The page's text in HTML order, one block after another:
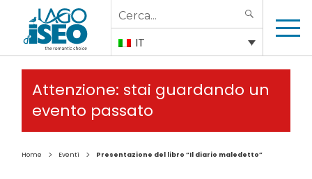
Search
for:
IT
Attenzione: stai guardando un
evento passato
Home > Eventi > Presentazione del libro “Il diario maledetto”